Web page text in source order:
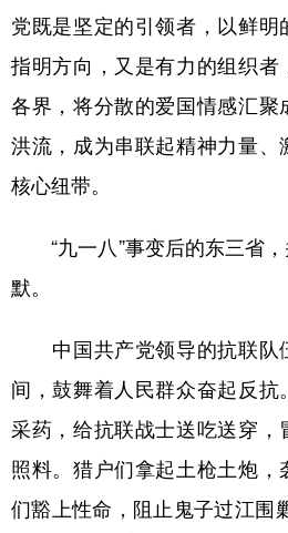
党既是坚定的引领者，以鲜明
指明方向，又是有力的组织者
各界，将分散的爱国情感汇聚
洪流，成为串联起精神力量、
核心纽带。
“九一八”事变后的东三省，
默。
中国共产党领导的抗联队
间，鼓舞着人民群众奋起反抗
采药，给抗联战士送吃送穿，
照料。猎户们拿起土枪土炮，
们豁上性命，阻止鬼子过江围